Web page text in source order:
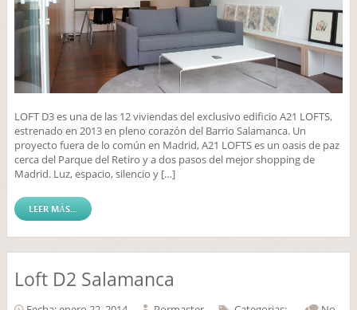
LOFT D3 es una de las 12 viviendas del exclusivo edificio A21 LOFTS,
estrenado en 2013 en pleno corazón del Barrio Salamanca. Un
proyecto fuera de lo común en Madrid, A21 LOFTS es un oasis de paz
cerca del Parque del Retiro y a dos pasos del mejor shopping de
Madrid. Luz, espacio, silencio y […]
LEER MÁS...
Loft D2 Salamanca